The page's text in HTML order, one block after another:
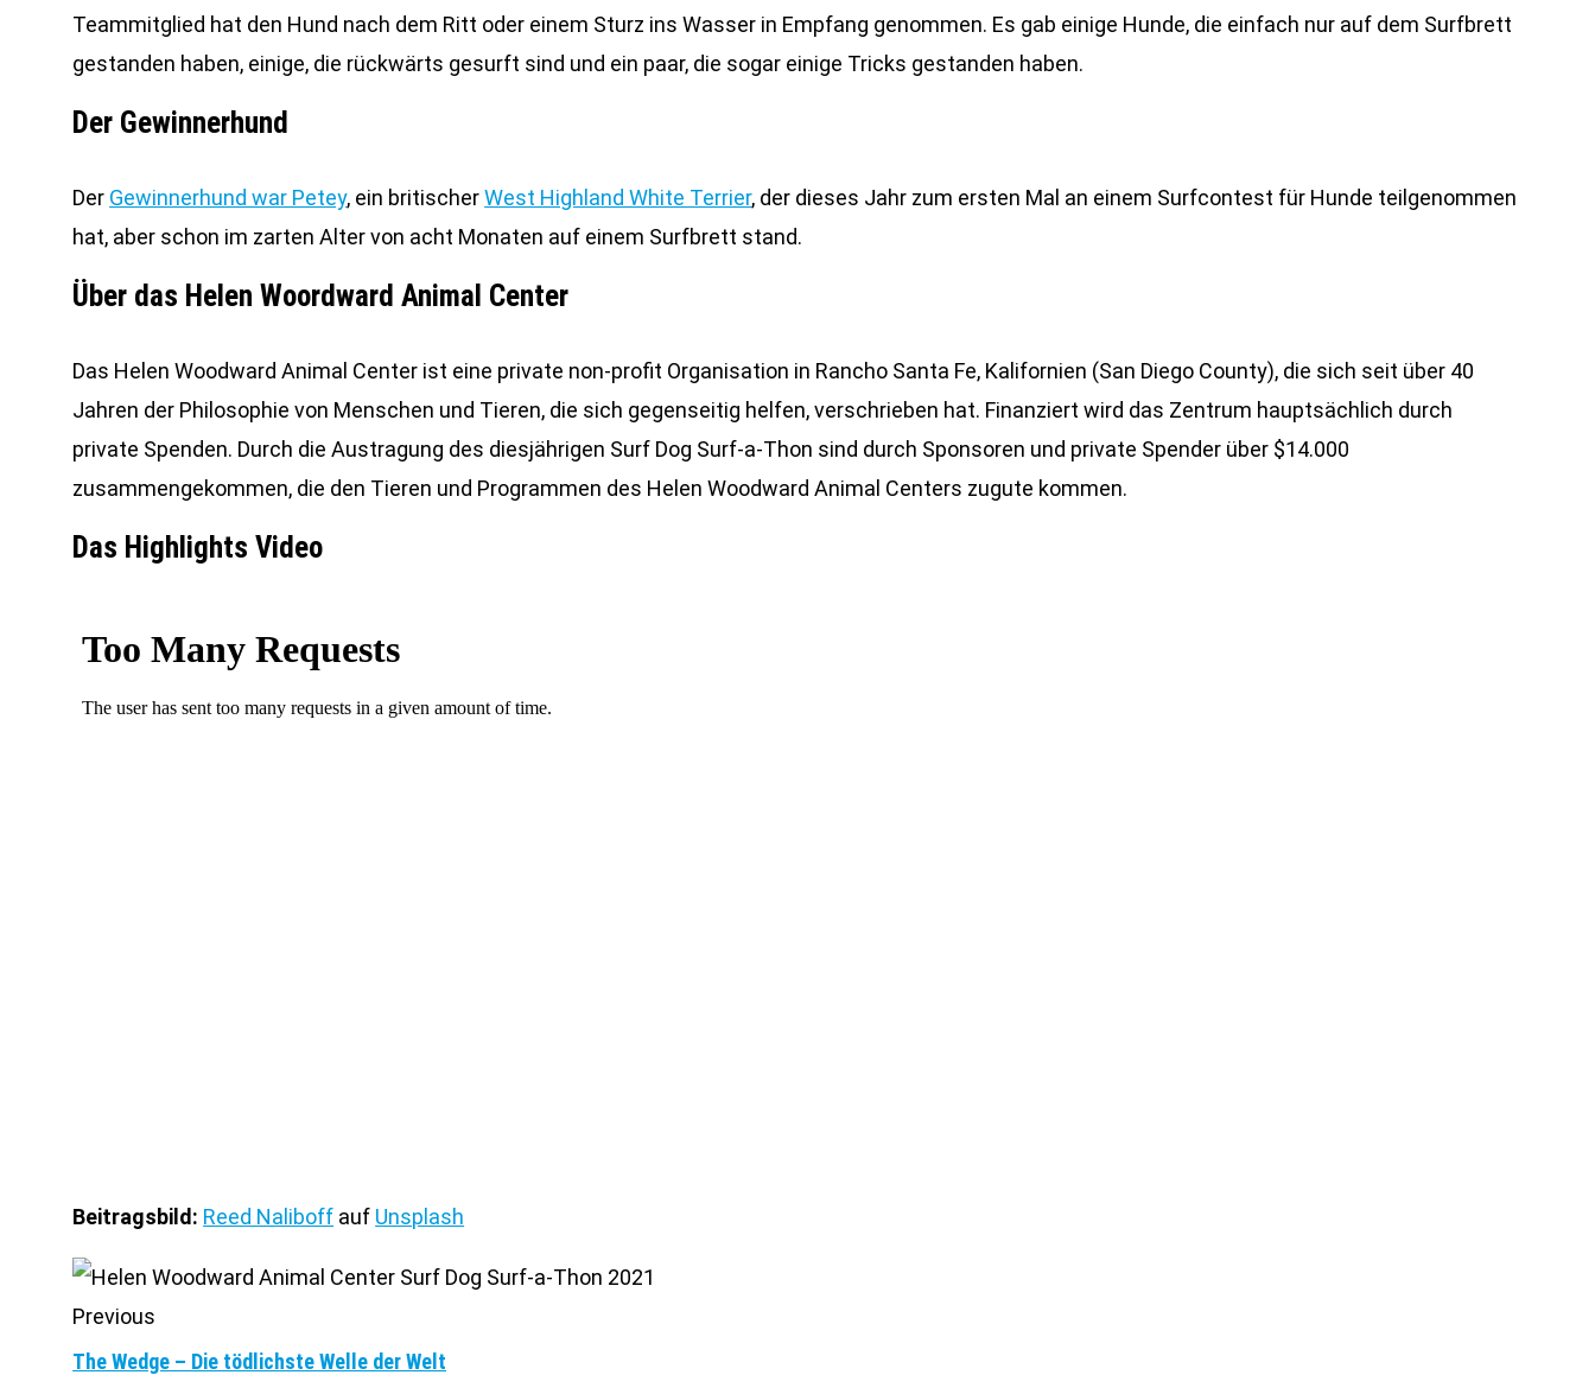
Teammitglied hat den Hund nach dem Ritt oder einem Sturz ins Wasser in Empfang genommen. Es gab einige Hunde, die einfach nur auf dem Surfbrett
gestanden haben, einige, die rückwärts gesurft sind und ein paar, die sogar einige Tricks gestanden haben.
Der Gewinnerhund
Der Gewinnerhund war Petey, ein britischerWest Highland White Terrier, der dieses Jahr zum ersten Mal an einem Surfcontest für Hunde teilgenommen
hat, aber schon im zarten Alter von acht Monaten auf einem Surfbrett stand.
Über das Helen Woordward Animal Center
Das Helen Woodward Animal Center ist eine private non-profit Organisation in Rancho Santa Fe, Kalifornien (San Diego County), die sich seit über 40
Jahren der Philosophie von Menschen und Tieren, die sich gegenseitig helfen, verschrieben hat. Finanziert wird das Zentrum hauptsächlich durch
private Spenden. Durch die Austragung des diesjährigen Surf Dog Surf-a-Thon sind durch Sponsoren und private Spender über $14.000
zusammengekommen, die den Tieren und Programmen des Helen Woodward Animal Centers zugute kommen.
Das Highlights Video
Beitragsbild: Reed Naliboff auf Unsplash
Previous
The Wedge – Die tödlichste Welle der Welt